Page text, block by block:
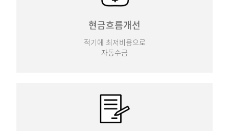
현금흐름개선
적기에 최저비용으로
자동수금